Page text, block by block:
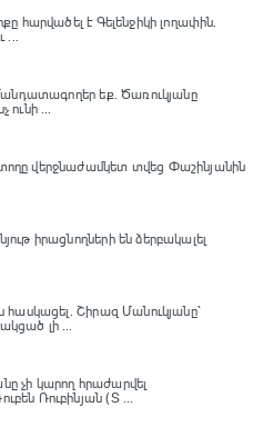
հարվածել է Գելենջիկի լողափին.
...
եք․ Ծառուկյանը
ունի ...
վերջնաժամկետ տվեց Փաշինյանին
իրացնողների են ձերբակալել
հասկացել. Շիրազ Մանուկյանը՝
լի ...
չի կարող հրաժարվել
Ռուբինյան (Տ ...